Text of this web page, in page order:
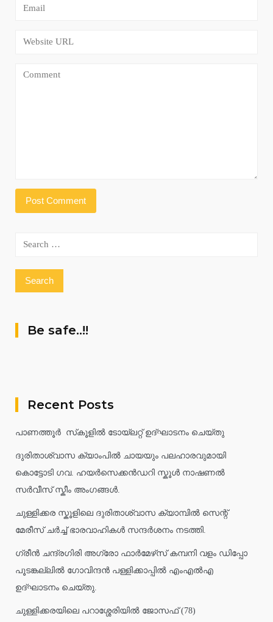
Search
Be safe..!!
Recent Posts
പാണത്തൂർ സ്‌കൂളിൽ ടോയ്ലറ്റ് ഉദ്ഘാടനം ചെയ്തു
ദുരിതാശ്വാസ ക്യാംപിൽ ചായയും പലഹാരവുമായി
കൊട്ടോടി ഗവ. ഹയർസെക്കൻഡറി സ്കൂൾ നാഷണൽ
സർവീസ് സ്കീം അംഗങ്ങൾ.
ചുള്ളിക്കര സ്കൂളിലെ ദുരിതാശ്വാസ ക്യാമ്പിൽ സെന്റ്
മേരീസ് ചർച്ച് ഭാരവാഹികൾ സന്ദർശനം നടത്തി.
ഗ്രീൻ ചന്ദ്രഗിരി അഗ്രോ ഫാർമേഴ്‌സ് കമ്പനി വളം ഡിപ്പോ
പൂടങ്കല്ലിൽ ഗോവിന്ദൻ പള്ളിക്കാപ്പിൽ എംഎൽഎ
ഉദ്ഘാടനം ചെയ്തു.
ചുള്ളിക്കരയിലെ പറാശ്ശേരിയിൽ ജോസഫ് (78)